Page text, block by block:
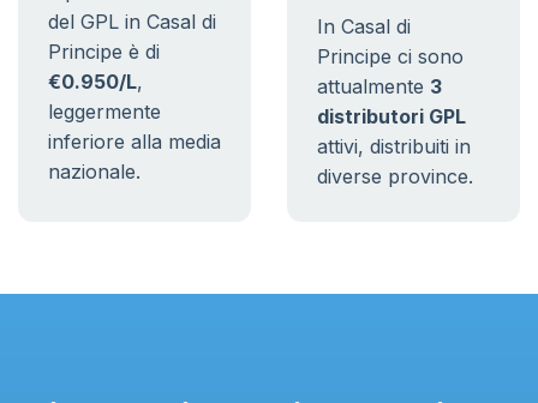
del GPL in Casal di
Principe è di
€0.950/L,
leggermente
inferiore alla media
nazionale.
In Casal di
Principe ci sono
attualmente 3
distributori GPL
attivi, distribuiti in
diverse province.